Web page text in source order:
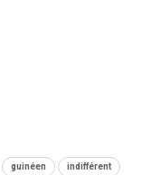
guinéen indifférent